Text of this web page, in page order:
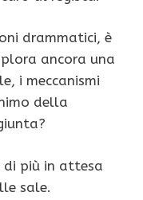
drammatici, è
ancora una
i meccanismi
della
di più in attesa
sale.